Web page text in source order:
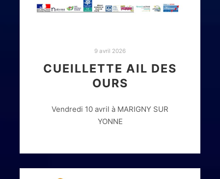
9 avril 2026
CUEILLETTE AIL DES
OURS
Vendredi 10 avril à MARIGNY SUR
YONNE